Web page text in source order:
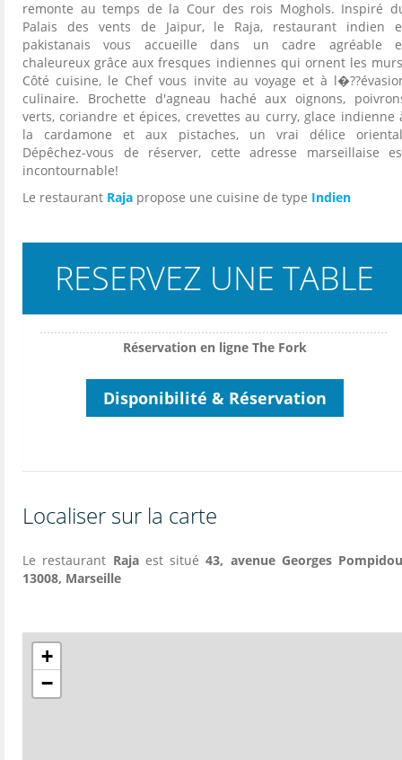
remonte au temps de la Cour des rois Moghols. Inspiré
Palais des vents de Jaipur, le Raja, restaurant indien
pakistanais vous accueille dans un cadre agréable
chaleureux grâce aux fresques indiennes qui ornent les
Côté cuisine, le Chef vous invite au voyage et à
culinaire. Brochette d'agneau haché aux oignons,
verts, coriandre et épices, crevettes au curry, glace indienne
la cardamone et aux pistaches, un vrai délice
Dépêchez-vous de réserver, cette adresse marseillaise
incontournable!
Le restaurant Raja propose une cuisine de type Indien
RESERVEZ UNE TABLE
Réservation en ligne The Fork
Disponibilité & Réservation
Localiser sur la carte
Le restaurant Rajaest situé43, avenue Georges
13008, Marseille
+
−